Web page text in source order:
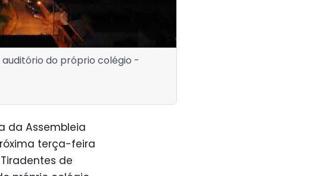
auditório do próprio colégio -
da Assembleia
terça-feira
de